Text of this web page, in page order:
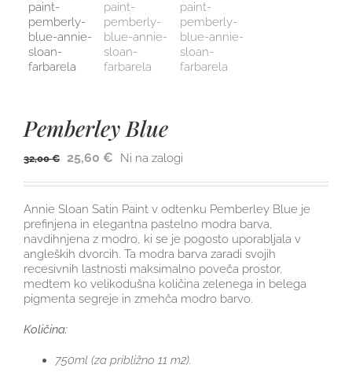
Pemberley Blue
32,00€ 25,60 € Ni na zalogi
Annie Sloan Satin Paint v odtenku Pemberley Blue je
prefinjena in elegantna pastelno modra barva,
navdihnjena z modro, ki se je pogosto uporabljala v
angleških dvorcih. Ta modra barva zaradi svojih
recesivnih lastnosti maksimalno poveča prostor,
medtem ko velikodušna količina zelenega in belega
pigmenta segreje in zmehča modro barvo.
Količina:
750ml (za približno 11 m2).